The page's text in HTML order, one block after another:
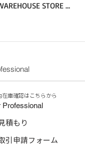
STORE （3）
Professional
在庫確認はこちらから
積もり
引申請フォーム